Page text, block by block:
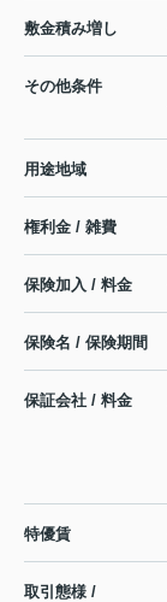
敷金積み増し
その他条件
用途地域
権利金 / 雑費
保険加入 / 料金
保険名 / 保険期間
保証会社 / 料金
特優賃
取引態様 /